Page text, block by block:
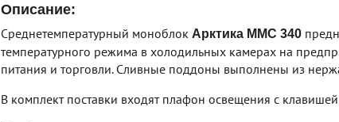
Описание:
Среднетемпературный моноблок Арктика ММС 340
температурного режима в холодильных камерах на
питания и торговли. Сливные поддоны выполнены из
В комплект поставки входят плафон освещения с